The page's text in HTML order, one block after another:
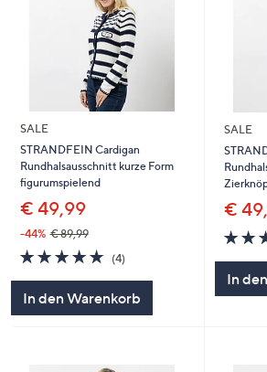
SALE
STRANDFEIN Cardigan
Rundhalsausschnitt kurze Form
figurumspielend
€ 49,99
-44% € 89,99
5.0
von
(4)
In den Warenkorb
SALE
€
In